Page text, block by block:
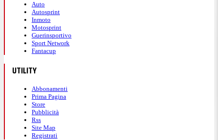
Auto
Autosprint
Inmoto
Motosprint
Guerinsportivo
Sport Network
Fantacup
UTILITY
Abbonamenti
Prima Pagina
Store
Pubblicità
Rss
Site Map
Registrati